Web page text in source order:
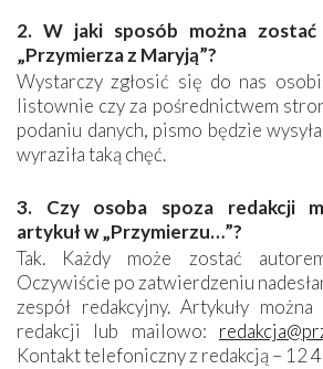
2. W jaki sposób można zostać
„Przymierza z Maryją”?
Wystarczy zgłosić się do nas
listownie czy za pośrednictwem
podaniu danych, pismo będzie
wyraziła taką chęć.
3. Czy osoba spoza redakcji
artykuł w „Przymierzu…”?
Tak. Każdy może zostać
Oczywiście po zatwierdzeniu
zespół redakcyjny. Artykuły można
redakcji lub mailowo:
Kontakt telefoniczny z redakcją – 12